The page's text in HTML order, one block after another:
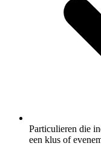
Particulieren die
een klus of